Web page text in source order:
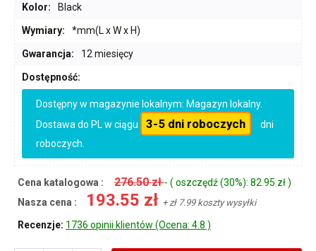
Kolor: Black
Wymiary: *mm(L x W x H)
Gwarancja: 12 miesięcy
Dostępność:
Dostępny w magazynie lokalnym: Magazyn lokalny.
Dostawa do PL w ciągu
3-5 dni roboczych
dni
roboczych.
Cena katalogowa : 276.50 zł- ( oszczędź (30%): 82.95 zł )
Nasza cena :
193.55 zł + zł 7.99 koszty wysyłki
Recenzje: 1736 opinii klientów (Ocena: 4.8 )